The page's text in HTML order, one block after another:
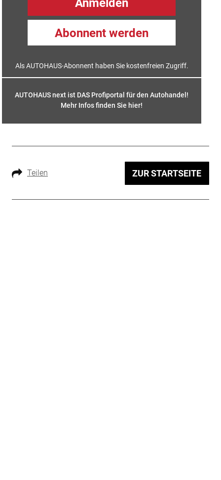
Abonnent werden
Als AUTOHAUS-Abonnent haben Sie kostenfreien Zugriff.
AUTOHAUS next ist DAS Profiportal für den Autohandel!
Mehr Infos finden Sie hier!
Teilen ZUR STARTSEITE